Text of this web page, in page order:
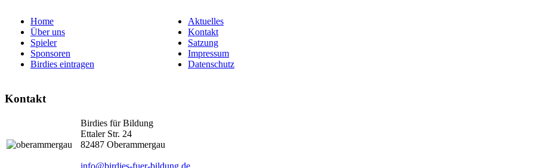
Home
Über uns
Spieler
Sponsoren
Birdies eintragen
Aktuelles
Kontakt
Satzung
Impressum
Datenschutz
Kontakt
Birdies für Bildung
Ettaler Str. 24
82487 Oberammergau